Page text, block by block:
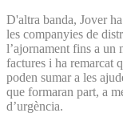
D'altra banda, Jover
les companyies de
l’ajornament fins a un
factures i ha remarcat
poden sumar a les
que formaran part, a
d’urgència.